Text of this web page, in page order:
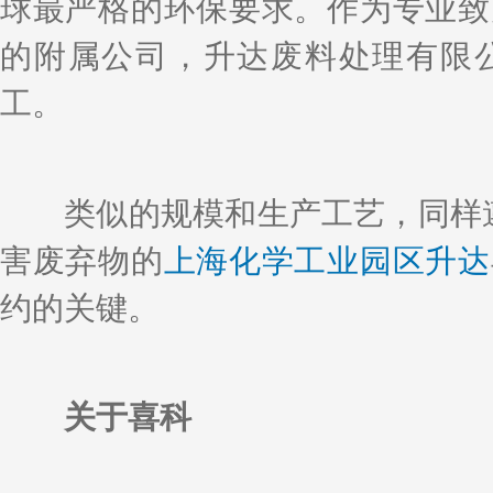
球最严格的环保要求。作为专业
的附属公司，升达废料处理有限
工。
类似的规模和生产工艺，同样
害废弃物的 上海化学工业园区升达
约的关键。
关于喜科